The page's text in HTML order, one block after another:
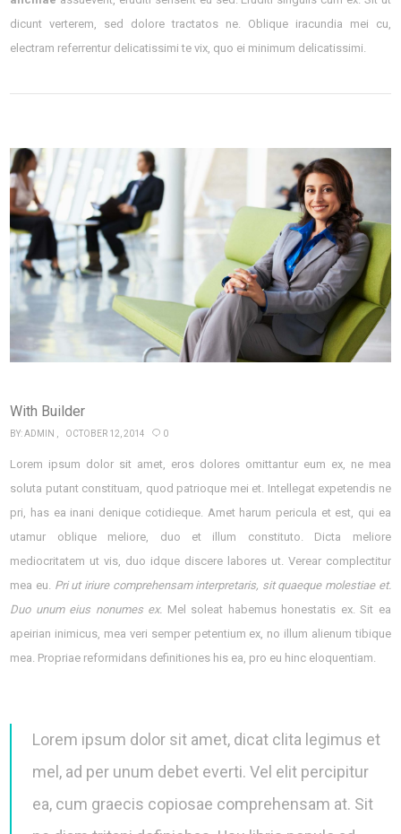
dicunt verterem, sed dolore tractatos ne. Oblique iracundia mei cu,
electram referrentur delicatissimi te vix, quo ei minimum delicatissimi.
With Builder
BY:ADMIN OCTOBER 12, 2014 0
Lorem ipsum dolor sit amet, eros dolores omittantur eum ex, ne mea
soluta putant constituam, quod patrioque mei et. Intellegat expetendis ne
pri, has ea inani denique cotidieque. Amet harum pericula et est, qui ea
utamur oblique meliore, duo et illum constituto. Dicta meliore
mediocritatem ut vis, duo idque discere labores ut. Verear complectitur
mea eu. Pri ut iriure comprehensam interpretaris, sit quaeque molestiae et.
Duo unum eius nonumes ex. Mel soleat habemus honestatis ex. Sit ea
apeirian inimicus, mea veri semper petentium ex, no illum alienum tibique
mea. Propriae reformidans definitiones his ea, pro eu hinc eloquentiam.
Lorem ipsum dolor sit amet, dicat clita legimus et
mel, ad per unum debet everti. Vel elit percipitur
ea, cum graecis copiosae comprehensam at. Sit